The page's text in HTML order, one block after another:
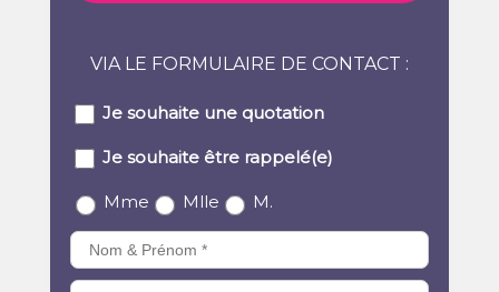
VIA LE FORMULAIRE DE CONTACT :
Je souhaite une quotation
Je souhaite être rappelé(e)
Mme Mlle M.